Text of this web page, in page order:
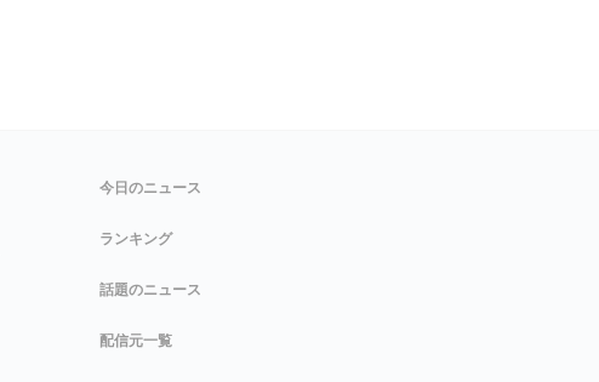
今日のニュース
ランキング
話題のニュース
配信元一覧